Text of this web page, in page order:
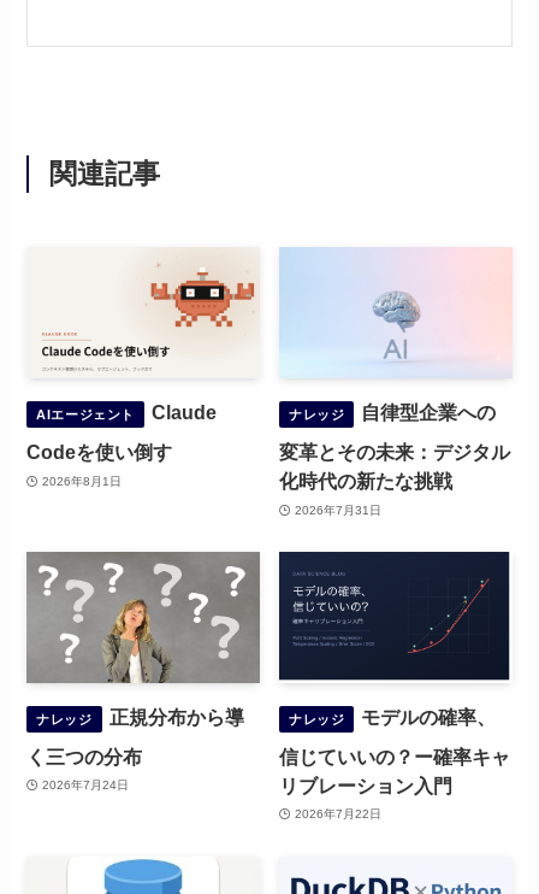
関連記事
AIエージェント
Claude
Codeを使い倒す
2026年8月1日
ナレッジ
自律型企業への
変革とその未来：デジタル
化時代の新たな挑戦
2026年7月31日
ナレッジ
正規分布から導
く三つの分布
2026年7月24日
ナレッジ
モデルの確率、
信じていいの？ー確率キャ
リブレーション入門
2026年7月22日